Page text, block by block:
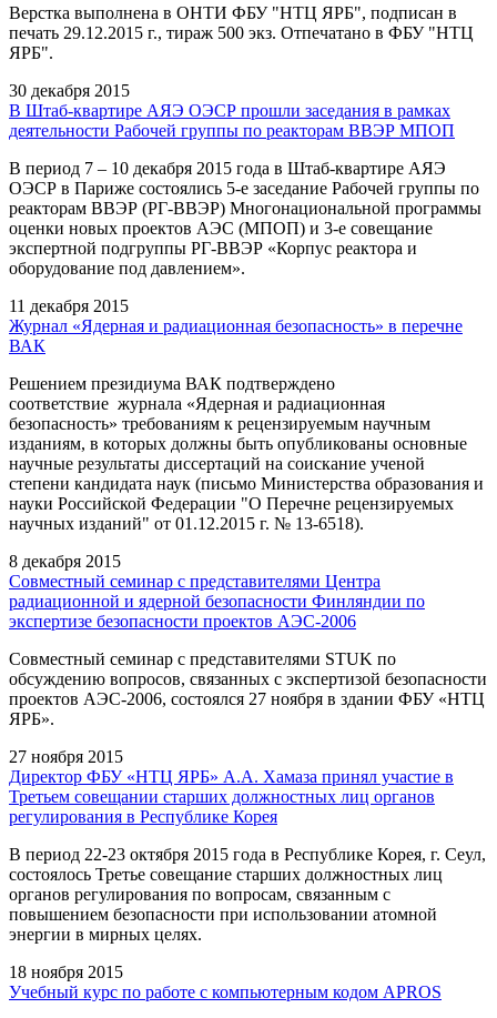
Верстка выполнена в ОНТИ ФБУ "НТЦ ЯРБ", подписан в
печать 29.12.2015 г., тираж 500 экз. Отпечатано в ФБУ "НТЦ
ЯРБ".
30 декабря 2015
В Штаб-квартире АЯЭ ОЭСР прошли заседания в рамках
деятельности Рабочей группы по реакторам ВВЭР МПОП
В период 7 – 10 декабря 2015 года в Штаб-квартире АЯЭ
ОЭСР в Париже состоялись 5-е заседание Рабочей группы по
реакторам ВВЭР (РГ-ВВЭР) Многонациональной программы
оценки новых проектов АЭС (МПОП) и 3-е совещание
экспертной подгруппы РГ-ВВЭР «Корпус реактора и
оборудование под давлением».
11 декабря 2015
Журнал «Ядерная и радиационная безопасность» в перечне
ВАК
Решением президиума ВАК подтверждено
соответствие журнала «Ядерная и радиационная
безопасность» требованиям к рецензируемым научным
изданиям, в которых должны быть опубликованы основные
научные результаты диссертаций на соискание ученой
степени кандидата наук (письмо Министерства образования и
науки Российской Федерации "О Перечне рецензируемых
научных изданий" от 01.12.2015 г. № 13-6518).
8 декабря 2015
Совместный семинар с представителями Центра
радиационной и ядерной безопасности Финляндии по
экспертизе безопасности проектов АЭС-2006
Совместный семинар с представителями STUK по
обсуждению вопросов, связанных с экспертизой безопасности
проектов АЭС-2006, состоялся 27 ноября в здании ФБУ «НТЦ
ЯРБ».
27 ноября 2015
Директор ФБУ «НТЦ ЯРБ» А.А. Хамаза принял участие в
Третьем совещании старших должностных лиц органов
регулирования в Республике Корея
В период 22-23 октября 2015 года в Республике Корея, г. Сеул,
состоялось Третье совещание старших должностных лиц
органов регулирования по вопросам, связанным с
повышением безопасности при использовании атомной
энергии в мирных целях.
18 ноября 2015
Учебный курс по работе с компьютерным кодом APROS